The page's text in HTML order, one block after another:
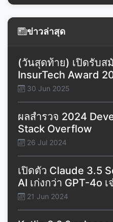
ข่าวล่าสุด
(วันสุดท้าย) เปิดรับส
InsurTech Award
30 Jun 2025
ผลสำรวจ 2024
Stack Overflow
26 Jul 2024
เปิดตัว Claude 3.5
AI เก่งกว่า GPT-4o
21 Jun 2024